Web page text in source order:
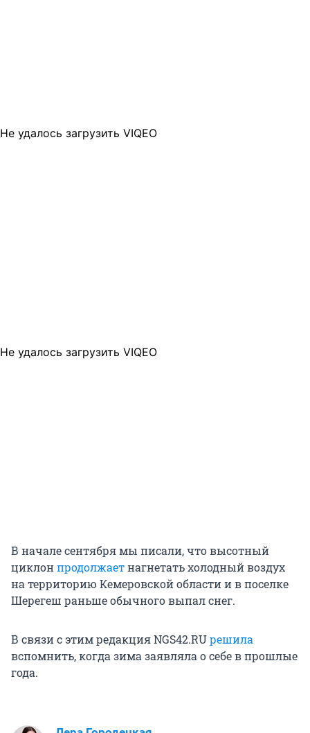
Не удалось загрузить VIQEO
Не удалось загрузить VIQEO
В начале сентября мы писали, что высотный
циклонпродолжаетнагнетать холодный воздух
на территорию Кемеровской области и в поселке
Шерегеш раньше обычного выпал снег.
В связи с этим редакция NGS42.RUрешила
вспомнить, когда зима заявляла о себе в прошлые
года.